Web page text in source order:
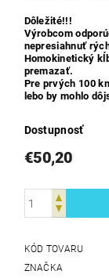
Dôležité!!!
Výrobcom
nepresiahnuť
Homokinetický
premazať.
Pre prvých 100
lebo by mohlo
Dostupnosť
€50,20
KÓD TOVARU
ZNAČKA